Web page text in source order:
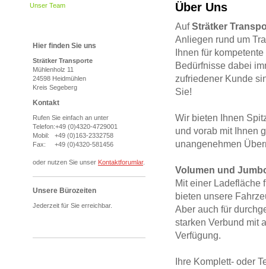
Unser Team
Hier finden Sie uns
Strätker Transporte
Mühlenholz 11
24598 Heidmühlen
Kreis Segeberg
Kontakt
Rufen Sie einfach an unter
Telefon:+49 (0)4320-4729001
Mobil: +49 (0)163-2332758
Fax: +49 (0)4320-581456
oder nutzen Sie unser Kontaktforumlar.
Unsere Bürozeiten
Jederzeit für Sie erreichbar.
Über Uns
AufSträtker
Anliegen rund um
Ihnen für
Bedürfnisse dabei
zufriedener Kunde
Sie!
Wir bieten Ihnen
und vorab mit Ihnen
unangenehmen
Volumen und
Mit einer Ladefläche
bieten unsere
Aber auch für
starken Verbund mit
Verfügung.
Ihre Komplett- oder